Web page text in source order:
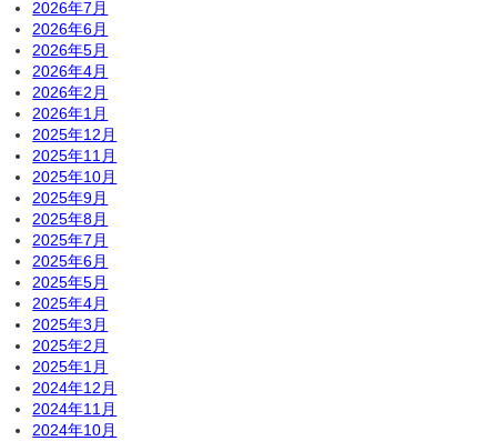
2026年7月
2026年6月
2026年5月
2026年4月
2026年2月
2026年1月
2025年12月
2025年11月
2025年10月
2025年9月
2025年8月
2025年7月
2025年6月
2025年5月
2025年4月
2025年3月
2025年2月
2025年1月
2024年12月
2024年11月
2024年10月